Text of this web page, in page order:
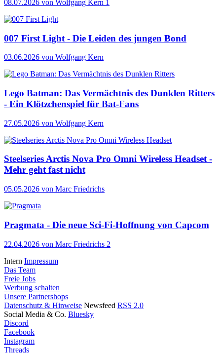
08.07.2026 von Wolfgang Kern 1
007 First Light - Die Leiden des jungen Bond
03.06.2026 von Wolfgang Kern
Lego Batman: Das Vermächtnis des Dunklen Ritters
- Ein Klötzchenspiel für Bat-Fans
27.05.2026 von Wolfgang Kern
Steelseries Arctis Nova Pro Omni Wireless Headset -
Mehr geht fast nicht
05.05.2026 von Marc Friedrichs
Pragmata - Die neue Sci-Fi-Hoffnung von Capcom
22.04.2026 von Marc Friedrichs 2
Intern Impressum
Das Team
Freie Jobs
Werbung schalten
Unsere Partnershops
Datenschutz & Hinweise Newsfeed RSS 2.0
Social Media & Co. Bluesky
Discord
Facebook
Instagram
Threads